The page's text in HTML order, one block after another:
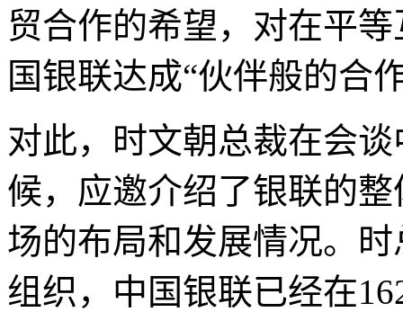
贸合作的希望，对在平
国银联达成“伙伴般的合
对此，时文朝总裁在会
候，应邀介绍了银联的
场的布局和发展情况。
组织，中国银联已经在